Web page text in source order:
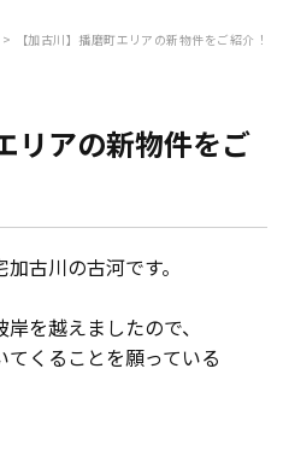
【加古川】播磨町エリアの新物件をご紹介！
リアの新物件をご
加古川の古河です。
を越えましたので、
くることを願っている